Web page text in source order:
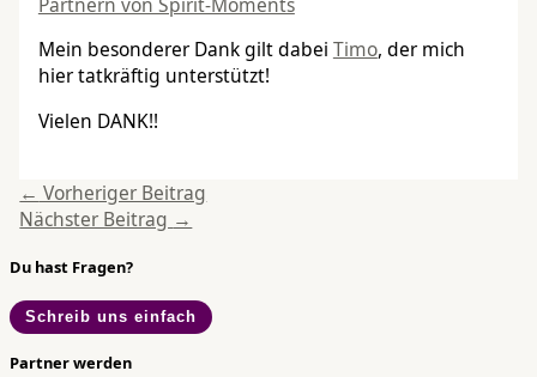
Mein besonderer Dank gilt dabei Timo, der mich
hier tatkräftig unterstützt!
Vielen DANK!!
← Vorheriger Beitrag
Nächster Beitrag →
Du hast Fragen?
Schreib uns einfach
Partner werden